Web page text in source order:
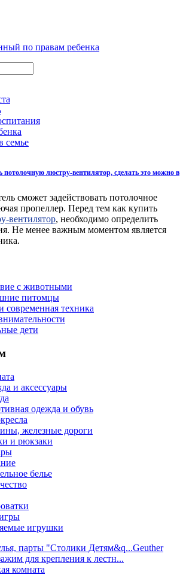
по правам ребенка
семье
люстру-вентилятор, сделать это можно в
сможет задействовать потолочное
пропеллер. Перед тем как купить
вентилятор, необходимо определить
Не менее важным моментом является
с животными
питомцы
современная техника
дети
и аксессуары
одежда и обувь
железные дороги
и рюкзаки
белье
игрушки
парты "Столики Детям&q...Geuther
для крепления к лестн...
комната